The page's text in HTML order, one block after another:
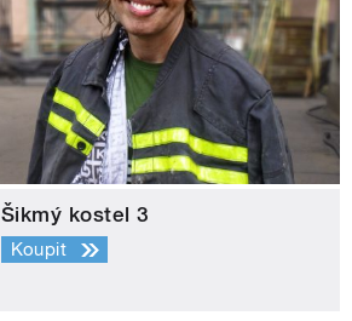
Šikmý kostel 3
Koupit